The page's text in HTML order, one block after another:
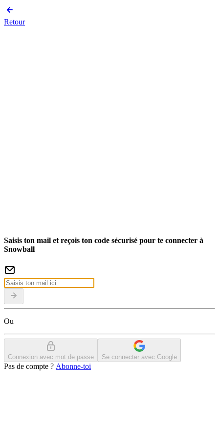
Retour
Saisis ton mail et reçois ton code sécurisé pour te connecter à
Snowball
Ou
Connexion avec mot de passe Se connecter avec Google
Pas de compte ? Abonne-toi